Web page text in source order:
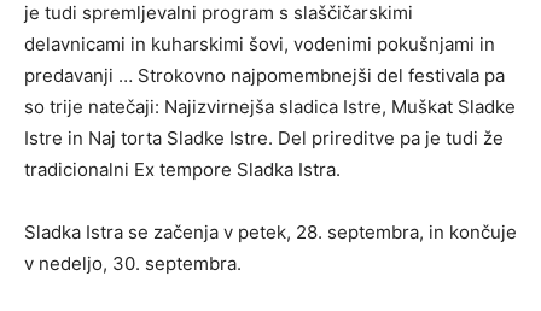
je tudi spremljevalni program s slaščičarskimi
delavnicami in kuharskimi šovi, vodenimi pokušnjami in
predavanji … Strokovno najpomembnejši del festivala pa
so trije natečaji: Najizvirnejša sladica Istre, Muškat Sladke
Istre in Naj torta Sladke Istre. Del prireditve pa je tudi že
tradicionalni Ex tempore Sladka Istra.
Sladka Istra se začenja v petek, 28. septembra, in končuje
v nedeljo, 30. septembra.